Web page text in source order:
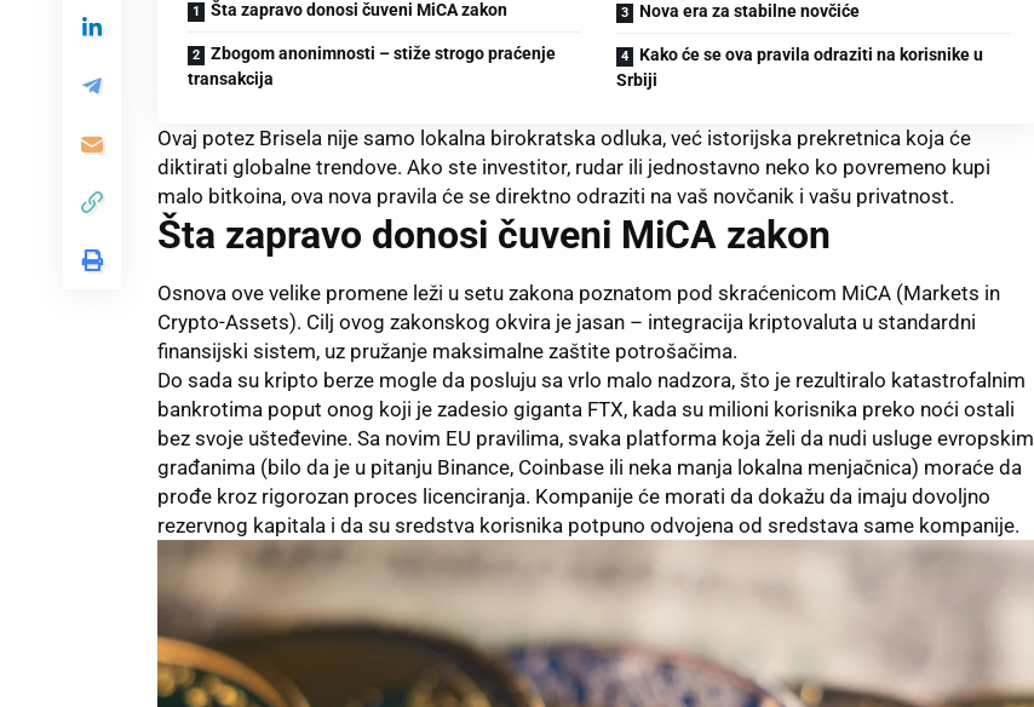
Šta zapravo donosi čuveni MiCA zakon
Zbogom anonimnosti – stiže strogo praćenje
transakcija
Nova era za stabilne novčiće
Kako će se ova pravila odraziti na korisnike u
Srbiji
Ovaj potez Brisela nije samo lokalna birokratska odluka, već istorijska prekretnica koja će
diktirati globalne trendove. Ako ste investitor, rudar ili jednostavno neko ko povremeno kupi
malo bitkoina, ova nova pravila će se direktno odraziti na vaš novčanik i vašu privatnost.
Šta zapravo donosi čuveni MiCA zakon
Osnova ove velike promene leži u setu zakona poznatom pod skraćenicom MiCA (Markets in
Crypto-Assets). Cilj ovog zakonskog okvira je jasan – integracija kriptovaluta u standardni
finansijski sistem, uz pružanje maksimalne zaštite potrošačima.
Do sada su kripto berze mogle da posluju sa vrlo malo nadzora, što je rezultiralo katastrofalnim
bankrotima poput onog koji je zadesio giganta FTX, kada su milioni korisnika preko noći ostali
bez svoje ušteđevine. Sa novim EU pravilima, svaka platforma koja želi da nudi usluge evropskim
građanima (bilo da je u pitanju Binance, Coinbase ili neka manja lokalna menjačnica) moraće da
prođe kroz rigorozan proces licenciranja. Kompanije će morati da dokažu da imaju dovoljno
rezervnog kapitala i da su sredstva korisnika potpuno odvojena od sredstava same kompanije.